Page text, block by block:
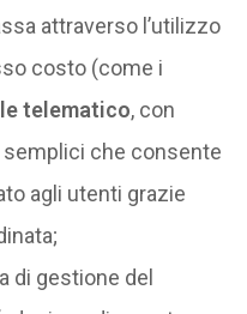
attraverso l’utilizzo
costo (come i
telematico, con
semplici che consente
agli utenti grazie
di gestione del